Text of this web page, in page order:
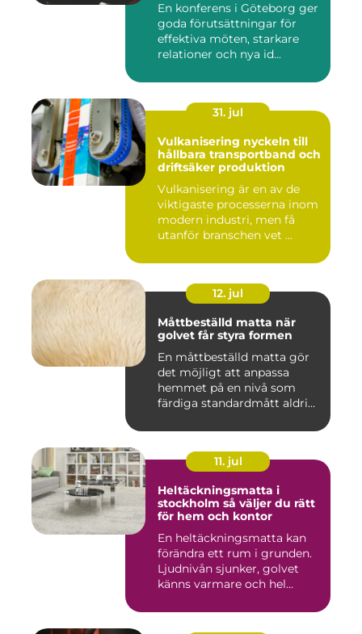
En konferens i Göteborg ger
goda förutsättningar för
effektiva möten, starkare
relationer och nya id...
31. jul
Vulkanisering nyckeln till
hållbara transportband och
driftsäker produktion
Vulkanisering är en av de
viktigaste processerna inom
modern industri, men få
utanför branschen vet ...
12. jul
Måttbeställd matta när
golvet får styra formen
En måttbeställd matta gör
det möjligt att anpassa
hemmet på en nivå som
färdiga standardmått aldrig
11. jul
Heltäckningsmatta i
stockholm så väljer du rätt
för hem och kontor
En heltäckningsmatta kan
förändra ett rum i grunden.
Ljudnivån sjunker, golvet
känns varmare och hel...